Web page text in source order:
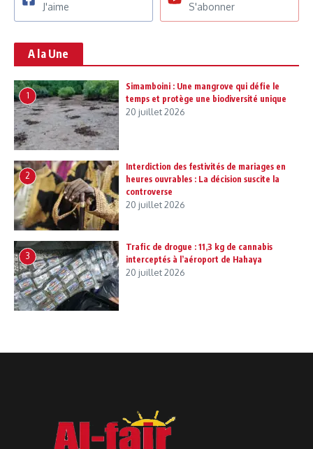
J'aime
S'abonner
A la Une
1
Simamboini : Une mangrove qui défie le
temps et protège une biodiversité unique
20 juillet 2026
2
Interdiction des festivités de mariages en
heures ouvrables : La décision suscite la
controverse
20 juillet 2026
3
Trafic de drogue : 11,3 kg de cannabis
interceptés à l’aéroport de Hahaya
20 juillet 2026